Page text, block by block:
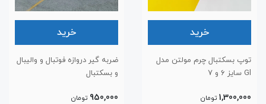
خرید
توپ بسکتبال چرم مولتن مدل
Gl سایز ۶ و ۷
1,300,000 تومان
خرید
ضربه گیر دروازه فوتبال و والیبال
و بسکتبال
950,000 تومان